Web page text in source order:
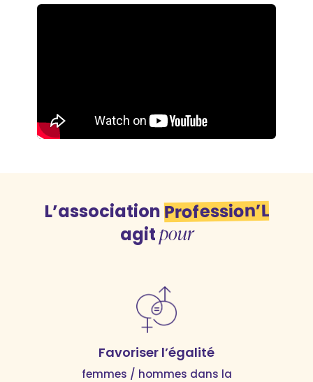
L’associationProfession’L
agitpour
Favoriser l’égalité
femmes / hommes dans la